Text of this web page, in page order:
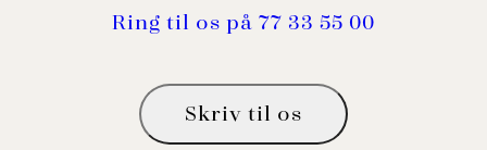
Ring til os på 77 33 55 00
Skriv til os